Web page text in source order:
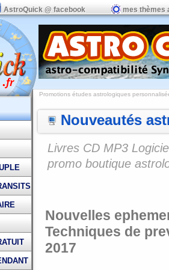
AstroQuick @ facebook mes thèmes
Promotions études astrologiques
Nouveautés
Livres CD MP3
promo boutique
Nouvelles
Techniques de
2017